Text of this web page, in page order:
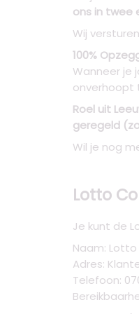
ons in twee
Wij
100%
Wanneer je
onverhoopt
Roel uit
geregeld
Wil je nog
Lotto
Je kunt de
Naam:
Adres:
Telefoon: